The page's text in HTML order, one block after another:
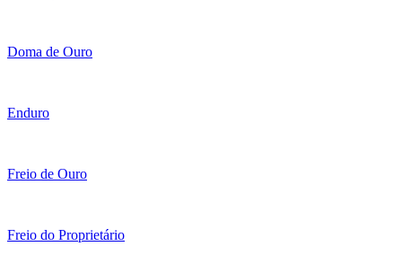
Doma de Ouro
Enduro
Freio de Ouro
Freio do Proprietário